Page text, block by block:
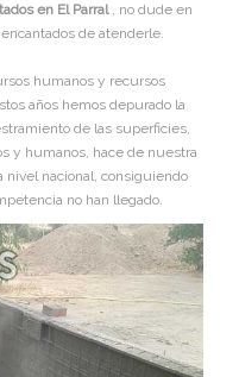
en El Parral , no dude en
de atenderle.
humanos y recursos
años hemos depurado la
de las superficies,
y humanos, hace de nuestra
nacional, consiguiendo
no han llegado.